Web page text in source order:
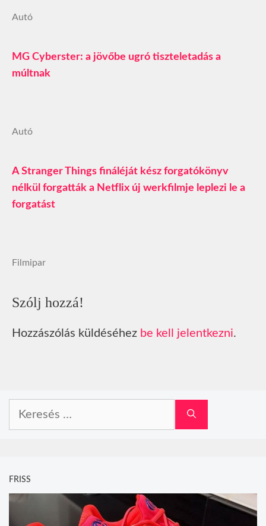
Autó
MG Cyberster: a jövőbe ugró tiszteletadás a
múltnak
Autó
A Stranger Things fináléját kész forgatókönyv
nélkül forgatták a Netflix új werkfilmje leplezi le a
forgatást
Filmipar
Szólj hozzá!
Hozzászólás küldéséhez be kell jelentkezni.
FRISS